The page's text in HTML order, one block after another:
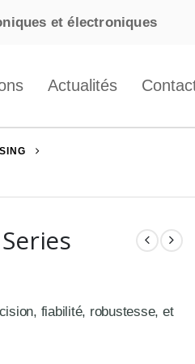
et électroniques
Actualités
fiabilité, robustesse, et